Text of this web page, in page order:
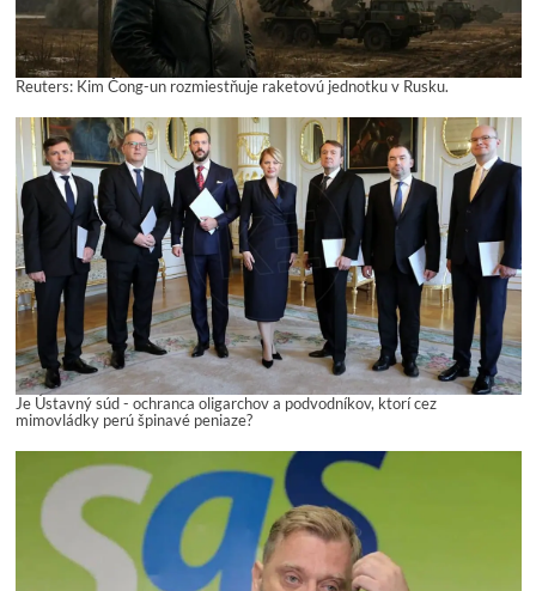
Reuters: Kim Čong-un rozmiestňuje raketovú jednotku v Rusku.
Je Ústavný súd - ochranca oligarchov a podvodníkov, ktorí cez
mimovládky perú špinavé peniaze?